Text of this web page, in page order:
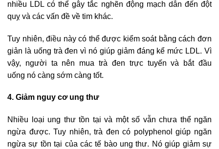
nhiều LDL có thể gây tắc nghẽn động mạch dẫn đến đột
quỵ và các vấn đề về tim khác.
Tuy nhiên, điều này có thể được kiểm soát bằng cách đơn
giản là uống trà đen vì nó giúp giảm đáng kể mức LDL. Vì
vậy, người ta nên mua trà đen trực tuyến và bắt đầu
uống nó càng sớm càng tốt.
4. Giảm nguy cơ ung thư
Nhiều loại ung thư tồn tại và một số vẫn chưa thể ngăn
ngừa được. Tuy nhiên, trà đen có polyphenol giúp ngăn
ngừa sự tồn tại của các tế bào ung thư. Nó giúp giảm sự